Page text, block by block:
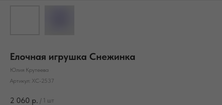
Елочная игрушка Снежинка
Юлия Крутеева
Артикул: ХС-2537
2 060 р. / 1 шт